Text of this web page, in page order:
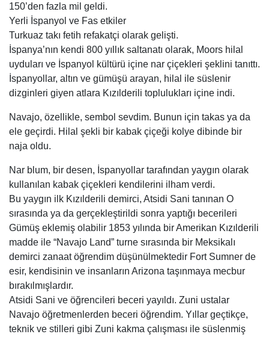
150’den fazla mil geldi.
Yerli İspanyol ve Fas etkiler
Turkuaz takı fetih refakatçi olarak gelişti.
İspanya’nın kendi 800 yıllık saltanatı olarak, Moors hilal
uyduları ve İspanyol kültürü içine nar çiçekleri şeklini tanıttı.
İspanyollar, altın ve gümüşü arayan, hilal ile süslenir
dizginleri giyen atlara Kızılderili toplulukları içine indi.
Navajo, özellikle, sembol sevdim. Bunun için takas ya da
ele geçirdi. Hilal şekli bir kabak çiçeği kolye dibinde bir
naja oldu.
Nar blum, bir desen, İspanyollar tarafından yaygın olarak
kullanılan kabak çiçekleri kendilerini ilham verdi.
Bu yaygın ilk Kızılderili demirci, Atsidi Sani tanınan O
sırasında ya da gerçekleştirildi sonra yaptığı becerileri
Gümüş eklemiş olabilir 1853 yılında bir Amerikan Kızılderili
madde ile “Navajo Land” turne sırasında bir Meksikalı
demirci zanaat öğrendim düşünülmektedir Fort Sumner de
esir, kendisinin ve insanların Arizona taşınmaya mecbur
bırakılmışlardır.
Atsidi Sani ve öğrencileri beceri yayıldı. Zuni ustalar
Navajo öğretmenlerden beceri öğrendim. Yıllar geçtikçe,
teknik ve stilleri gibi Zuni kakma çalışması ile süslenmiş